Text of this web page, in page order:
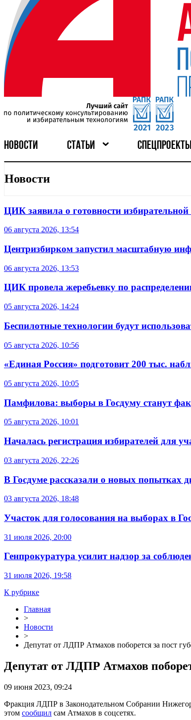
НОВОСТИ СТАТЬИ СПЕЦПРОЕКТЫ
Новости
ЦИК заявила о готовности
06 августа 2026, 13:54
Центризбирком запустил масштабную
06 августа 2026, 13:53
ЦИК провела жеребьевку по
05 августа 2026, 14:24
Беспилотные технологии будут
05 августа 2026, 10:56
«Единая Россия» подготовит 200 тыс.
05 августа 2026, 10:05
Памфилова: выборы в Госдуму станут
05 августа 2026, 10:01
Началась регистрация избирателей для
03 августа 2026, 22:26
В Госдуме рассказали о новых попытках
03 августа 2026, 18:48
Участок для голосования на выборах в
31 июля 2026, 20:00
Генпрокуратура усилит надзор за
31 июля 2026, 19:58
К рубрике
Главная
>
Новости
>
Депутат от ЛДПР Атмахов поборется за пост
Депутат от ЛДПР Атмахов
09 июня 2023, 09:24
Фракция ЛДПР в Законодательном Собрании
этом сообщил сам Атмахов в соцсетях.